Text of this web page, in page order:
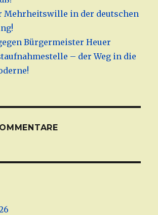
Mehrheitswille in der deutschen
Bürgermeister Heuer
– der Weg in die